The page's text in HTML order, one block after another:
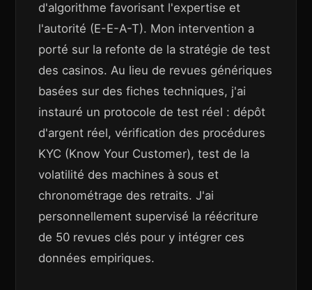
d'algorithme favorisant l'expertise et
l'autorité (E-E-A-T). Mon intervention a
porté sur la refonte de la stratégie de test
des casinos. Au lieu de revues génériques
basées sur des fiches techniques, j'ai
instauré un protocole de test réel : dépôt
d'argent réel, vérification des procédures
KYC (Know Your Customer), test de la
volatilité des machines à sous et
chronométrage des retraits. J'ai
personnellement supervisé la réécriture
de 50 revues clés pour y intégrer ces
données empiriques.